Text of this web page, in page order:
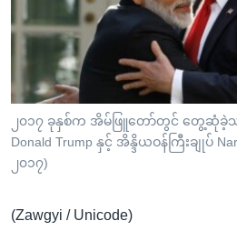
ညွန်း
ကျော်
ကြည့်
ရန်
ရှာဖွေ
နေရာ
သုတပဒေသာ အင်္ဂလိပ်စာ
Learning English
ဗွီအိုအေ လူမှုကွန်ယက်များ
ဘာသာစကားများ
၂၀၁၇ ခုနှစ်က အိမ်ဖြူတော်တွင် တွေ့ဆုံ
Donald Trump နှင့် အိန္ဒိယဝန်ကြီးချုပ်
၂၀၁၇)
(Zawgyi / Unicode)